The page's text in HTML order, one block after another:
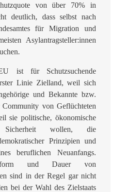
von über 70% in
deutlich, dass selbst nach
für Migration und
Asylantragsteller:innen
ist für Schutzsuchende
Linie Zielland, weil sich
und Bekannte bzw.
von Geflüch­teten
sie politische, ökonomische
wollen, die
Prinzipien und
beruflichen Neuan­fangs.
und Dauer von
sind in der Regel gar nicht
bei der Wahl des Zielstaats